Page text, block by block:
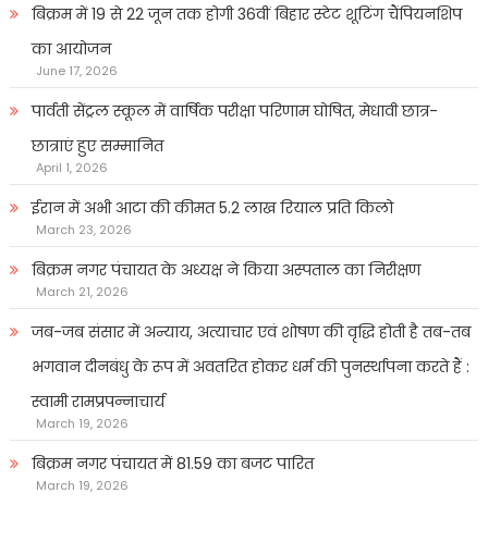
बिक्रम में 19 से 22 जून तक होगी 36वीं बिहार स्टेट शूटिंग चैंपियनशिप
का आयोजन
June 17, 2026
पार्वती सेंट्रल स्कूल में वार्षिक परीक्षा परिणाम घोषित, मेधावी छात्र-
छात्राएं हुए सम्मानित
April 1, 2026
ईरान में अभी आटा की कीमत 5.2 लाख रियाल प्रति किलो
March 23, 2026
बिक्रम नगर पंचायत के अध्यक्ष ने किया अस्पताल का निरीक्षण
March 21, 2026
जब-जब संसार में अन्याय, अत्याचार एवं शोषण की वृद्धि होती है तब-तब
भगवान दीनबंधु के रूप में अवतरित होकर धर्म की पुनर्स्थापना करते हैं :
स्वामी रामप्रपन्नाचार्य
March 19, 2026
बिक्रम नगर पंचायत में 81.59 का बजट पारित
March 19, 2026